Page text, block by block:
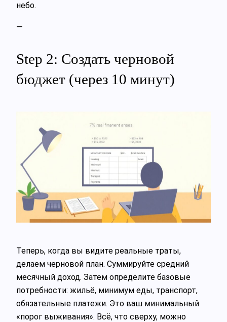
небо.
—
Step 2: Создать черновой
бюджет (через 10 минут)
Теперь, когда вы видите реальные траты,
делаем черновой план. Суммируйте средний
месячный доход. Затем определите базовые
потребности: жильё, минимум еды, транспорт,
обязательные платежи. Это ваш минимальный
«порог выживания». Всё, что сверху, можно